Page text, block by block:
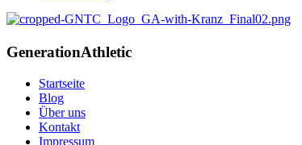
GenerationAthletic
Startseite
Blog
Über uns
Kontakt
Impressum